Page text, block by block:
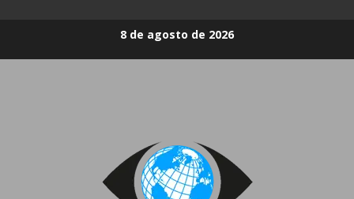
8 de agosto de 2026